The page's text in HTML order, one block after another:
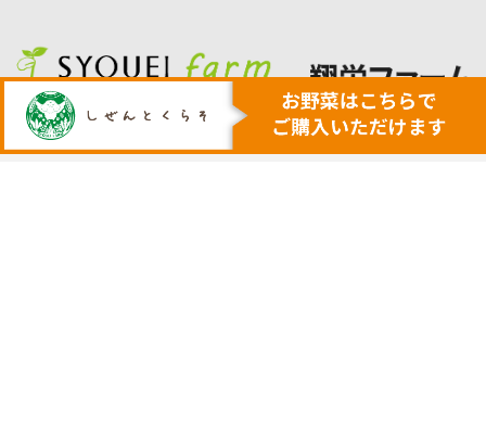
人も地球も健康にする本物の自然